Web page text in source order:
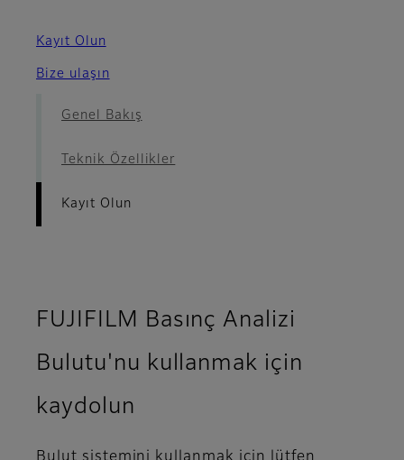
Kayıt Olun
Bize ulaşın
Genel Bakış
Teknik Özellikler
Kayıt Olun
FUJIFILM Basınç Analizi
Bulutu'nu kullanmak için
kaydolun